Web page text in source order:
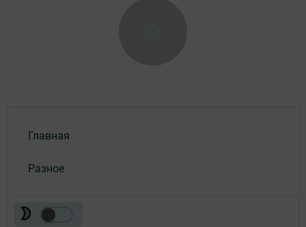
Главная
Разное